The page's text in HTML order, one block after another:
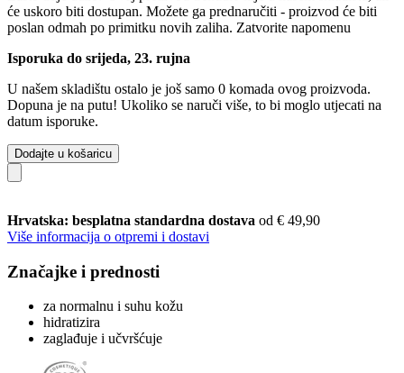
će uskoro biti dostupan. Možete ga prednaručiti - proizvod će biti
poslan odmah po primitku novih zaliha. Zatvorite napomenu
Isporuka do srijeda, 23. rujna
U našem skladištu ostalo je još samo 0 komada ovog proizvoda.
Dopuna je na putu! Ukoliko se naruči više, to bi moglo utjecati na
datum isporuke.
Dodajte u košaricu
Hrvatska: besplatna standardna dostava od € 49,90
Više informacija o otpremi i dostavi
Značajke i prednosti
za normalnu i suhu kožu
hidratizira
zaglađuje i učvršćuje